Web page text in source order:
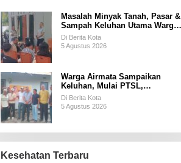
Masalah Minyak Tanah, Pasar &
Sampah Keluhan Utama Warga
Airnona
Di Berita Kota
5 Agustus 2026
Warga Airmata Sampaikan
Keluhan, Mulai PTSL,
Ketersediaan Minyak Tanah &
Lahan Pemakaman
Di Berita Kota
5 Agustus 2026
Kesehatan Terbaru